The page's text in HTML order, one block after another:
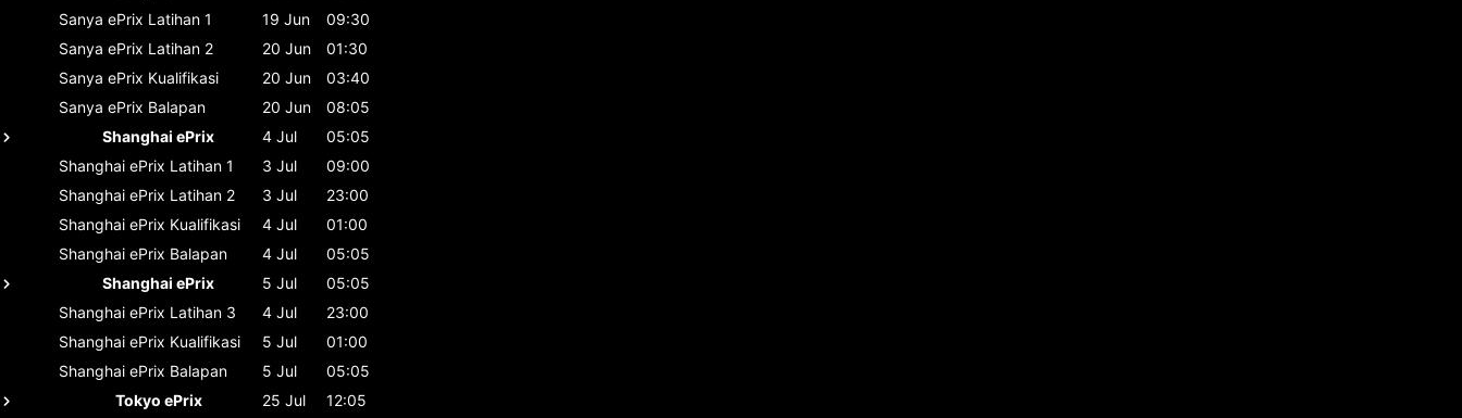
Sanya ePrix Latihan 1 19 Jun
09:30
Sanya ePrix Latihan 2 20 Jun
01:30
Sanya ePrix Kualifikasi 20 Jun
03:40
Sanya ePrix Balapan 20 Jun
08:05
Shanghai ePrix
4 Jul
05:05
Shanghai ePrix Latihan 1 3 Jul
09:00
Shanghai ePrix Latihan 2 3 Jul
23:00
Shanghai ePrix Kualifikasi 4 Jul
01:00
Shanghai ePrix Balapan 4 Jul
05:05
Shanghai ePrix
5 Jul
05:05
Shanghai ePrix Latihan 3 4 Jul
23:00
Shanghai ePrix Kualifikasi 5 Jul
01:00
Shanghai ePrix Balapan 5 Jul
05:05
Tokyo ePrix
25 Jul
12:05